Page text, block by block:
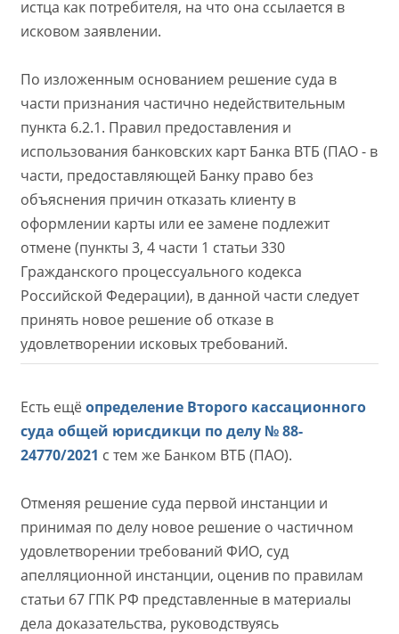
истца как потребителя, на что она ссылается в
исковом заявлении.
По изложенным основанием решение суда в
части признания частично недействительным
пункта 6.2.1. Правил предоставления и
использования банковских карт Банка ВТБ (ПАО - в
части, предоставляющей Банку право без
объяснения причин отказать клиенту в
оформлении карты или ее замене подлежит
отмене (пункты 3, 4 части 1 статьи 330
Гражданского процессуального кодекса
Российской Федерации), в данной части следует
принять новое решение об отказе в
удовлетворении исковых требований.
Есть ещёопределение Второго кассационного
суда общей юрисдикци по делу № 88-
24770/2021 с тем же Банком ВТБ (ПАО).
Отменяя решение суда первой инстанции и
принимая по делу новое решение о частичном
удовлетворении требований ФИО, суд
апелляционной инстанции, оценив по правилам
статьи 67 ГПК РФ представленные в материалы
дела доказательства, руководствуясь